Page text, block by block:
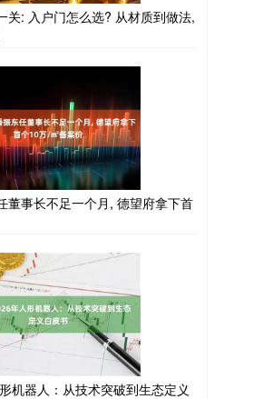
关: 入户门怎么选? 从材质到做法,
董事长不足一个月, 德望府拿下首
机器人：从技术突破到生态定义